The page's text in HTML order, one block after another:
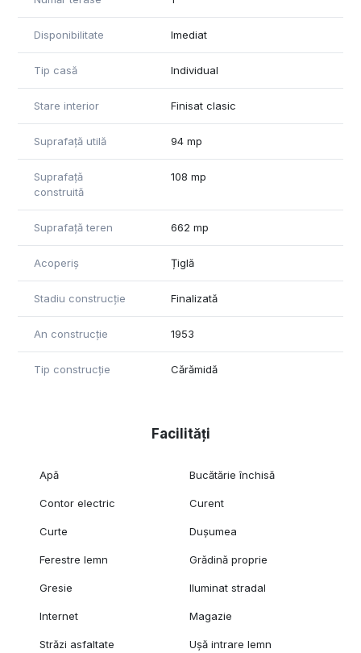
Disponibilitate Imediat
Tip casă Individual
Stare interior Finisat clasic
Suprafață utilă 94 mp
Suprafață
construită
108 mp
Suprafață teren 662 mp
Acoperiș Țiglă
Stadiu construcție Finalizată
An construcție 1953
Tip construcție Cărămidă
Facilități
Apă Bucătărie închisă
Contor electric Curent
Curte Dușumea
Ferestre lemn Grădină proprie
Gresie Iluminat stradal
Internet Magazie
Străzi asfaltate Ușă intrare lemn